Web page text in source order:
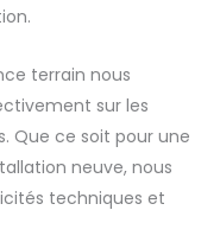
terrain nous
sur les
Que ce soit pour une
neuve, nous
techniques et